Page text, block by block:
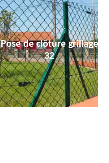
Pose de clôture grillage
32